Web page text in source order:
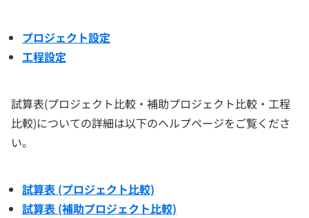
プロジェクト設定
工程設定
試算表(プロジェクト比較・補助プロジェクト比較・工程
比較)についての詳細は以下のヘルプページをご覧くださ
い。
試算表 (プロジェクト比較)
試算表 (補助プロジェクト比較)